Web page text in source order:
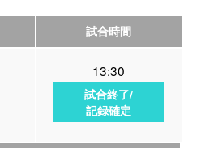
試合時間
13:30
試合終了/
記録確定